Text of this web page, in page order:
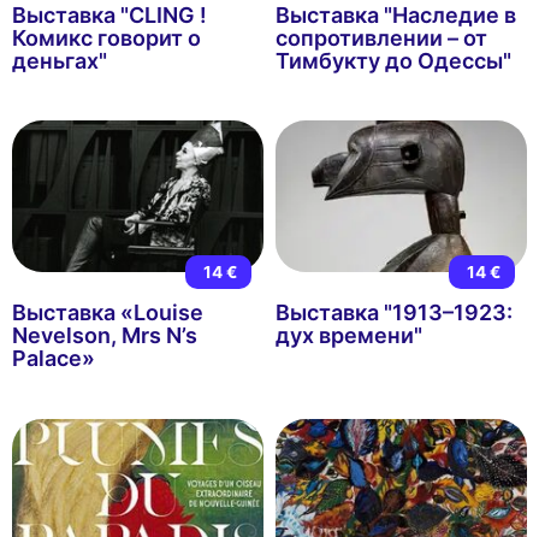
Выставка "CLING !
Комикс говорит о
деньгах"
Выставка "Наследие в
сопротивлении – от
Тимбукту до Одессы"
14 €
Выставка «Louise
Nevelson, Mrs N’s
Palace»
14 €
Выставка "1913–1923:
дух времени"